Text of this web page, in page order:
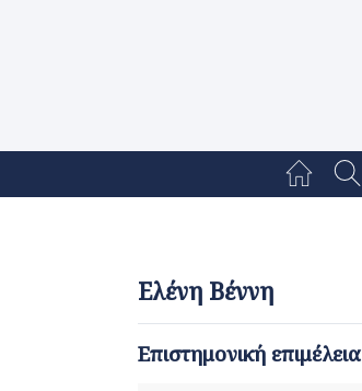
Ελένη Βέννη
Επιστημονική επιμέλεια